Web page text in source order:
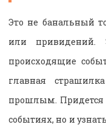
Это не банальный
или привидений.
происходящие
главная
прошлым.
событиях, но и